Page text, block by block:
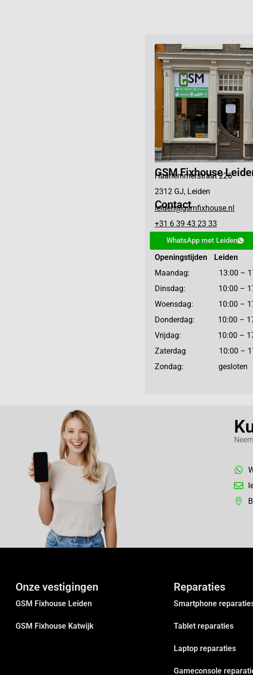
GSM Fixhouse
Haarlemmerstraat 226
2312 GJ, Leiden
Contact
leiden@gsmfixhouse.nl
+31 6 39 43 23 33
WhatsApp met Leiden
Openingstijden Leiden
Maandag: 13:00 –
Dinsdag: 10:00 –
Woensdag: 10:00 –
Donderdag: 10:00 –
Vrijdag: 10:00 –
Zaterdag 10:00 –
Zondag: gesloten
Onze vestigingen
GSM Fixhouse Leiden
GSM Fixhouse Katwijk
Reparaties
Smartphone
Tablet reparaties
Laptop reparaties
Gameconsole